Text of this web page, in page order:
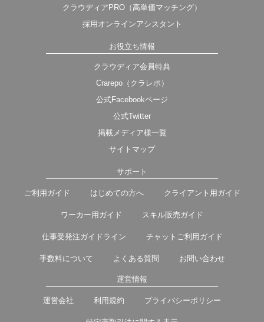
クラウディアPRO（高単価マッチング）
採用オンラインアシスタント
お役立ち情報
クラウディア会員特典
Crarepo（クラレポ）
公式Facebookページ
公式Twitter
掲載メディア様一覧
サイトマップ
サポート
ご利用ガイド はじめての方へ クライアント用ガイド
ワーカー用ガイド スキル販売ガイド
仕事受発注ガイドライン チャットご利用ガイド
手数料について よくある質問 お問い合わせ
運営情報
運営会社 利用規約 プライバシーポリシー